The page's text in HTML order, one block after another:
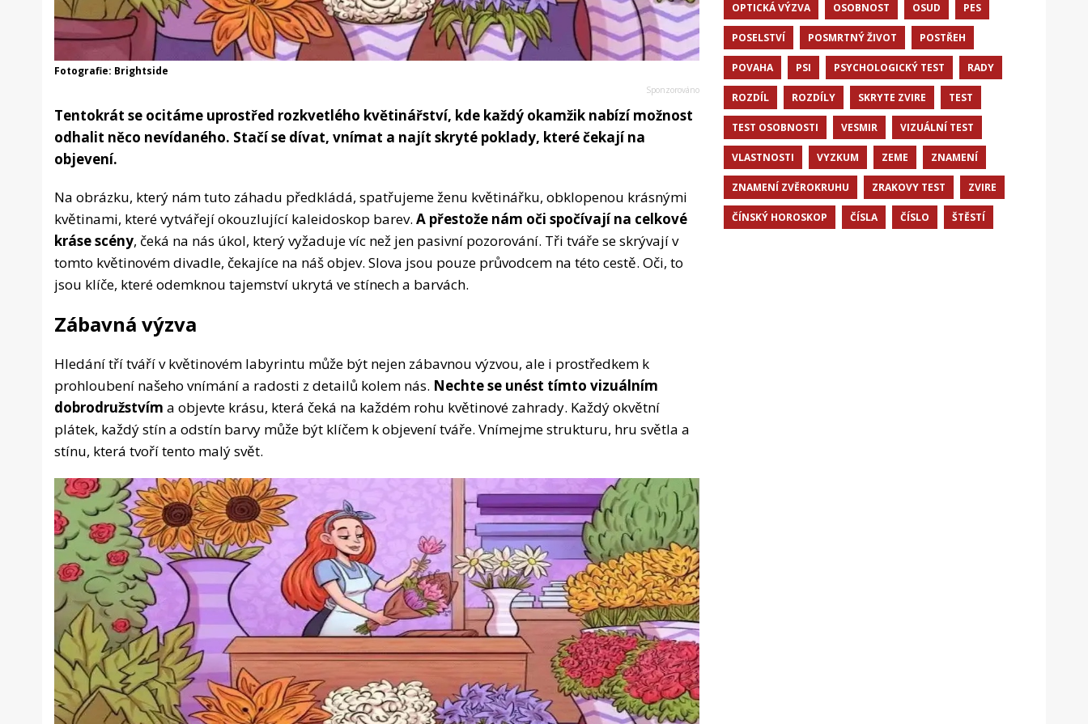
Fotografie: Brightside
Tentokrát se ocitáme uprostřed rozkvetlého květinářství, kde každý okamžik nabízí možnost
odhalit něco nevídaného. Stačí se dívat, vnímat a najít skryté poklady, které čekají na
objevení.
Na obrázku, který nám tuto záhadu předkládá, spatřujeme ženu květinářku, obklopenou krásnými
květinami, které vytvářejí okouzlující kaleidoskop barev. A přestože nám oči spočívají na celkové
kráse scény, čeká na nás úkol, který vyžaduje víc než jen pasivní pozorování. Tři tváře se skrývají v
tomto květinovém divadle, čekajíce na náš objev. Slova jsou pouze průvodcem na této cestě. Oči, to
jsou klíče, které odemknou tajemství ukrytá ve stínech a barvách.
Zábavná výzva
Hledání tří tváří v květinovém labyrintu může být nejen zábavnou výzvou, ale i prostředkem k
prohloubení našeho vnímání a radosti z detailů kolem nás. Nechte se unést tímto vizuálním
dobrodružstvím a objevte krásu, která čeká na každém rohu květinové zahrady. Každý okvětní
plátek, každý stín a odstín barvy může být klíčem k objevení tváře. Vnímejme strukturu, hru světla a
stínu, která tvoří tento malý svět.
OPTICKÁ VÝZVA OSOBNOST OSUD PES
POSELSTVÍ POSMRTNÝ ŽIVOT POSTŘEH
POVAHA PSI PSYCHOLOGICKÝ TEST RADY
ROZDÍL ROZDÍLY SKRYTE ZVIRE TEST
TEST OSOBNOSTI VESMIR VIZUÁLNÍ TEST
VLASTNOSTI VYZKUM ZEME ZNAMENÍ
ZNAMENÍ ZVĚROKRUHU ZRAKOVY TEST ZVIRE
ČÍNSKÝ HOROSKOP ČÍSLA ČÍSLO ŠTĚSTÍ